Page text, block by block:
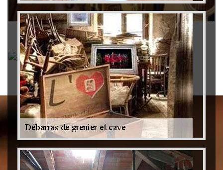
Rachat instrument de musique 79
Achat antiquité 79